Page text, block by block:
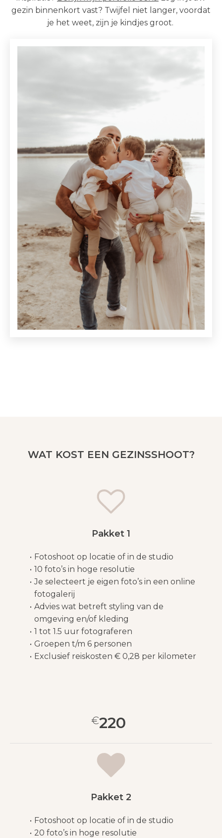
gezin binnenkort vast? Twijfel niet langer, voordat
je het weet, zijn je kindjes groot.
WAT KOST EEN GEZINSSHOOT?
Pakket 1
Fotoshoot op locatie of in de studio
10 foto’s in hoge resolutie
Je selecteert je eigen foto’s in een online
fotogalerij
Advies wat betreft styling van de
omgeving en/of kleding
1 tot 1.5 uur fotograferen
Groepen t/m 6 personen
Exclusief reiskosten € 0,28 per kilometer
€220
Pakket 2
Fotoshoot op locatie of in de studio
20 foto’s in hoge resolutie